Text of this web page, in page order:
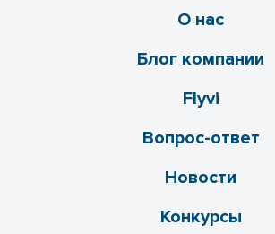
О нас
Блог компании
Flyvi
Вопрос-ответ
Новости
Конкурсы